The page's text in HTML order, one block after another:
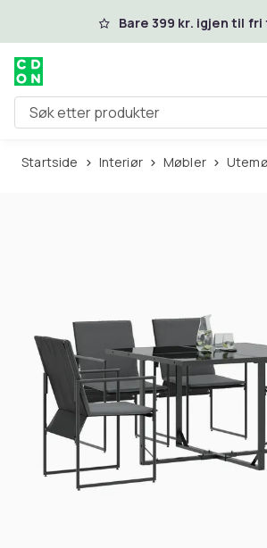
Hopp til hovedinnhold
Bare 399 kr. igjen til
Søk etter produkter
Startside Interiør Møbler